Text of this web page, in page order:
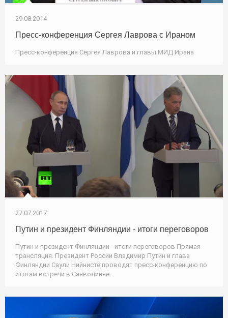
29.08.2014
Пресс-конференция Сергея Лаврова с Ираном
Пресс-конференция Сергея Лаврова и главы МИД Ирана
27.07.2017
Путин и президент Финляндии - итоги переговоров
Путин и президент Финляндии - итоги переговоров Прямая
трансляция. Президент России Владимир Путин и глава
Финляндии Саули Нийнистё проводят пресс-конференцию по
итогам встречи в Санволинне.